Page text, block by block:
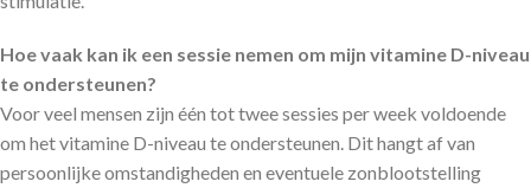
Hoe vaak kan ik een sessie nemen om mijn vitamine D-niveau
te ondersteunen?
Voor veel mensen zijn één tot twee sessies per week voldoende
om het vitamine D-niveau te ondersteunen. Dit hangt af van
persoonlijke omstandigheden en eventuele zonblootstelling